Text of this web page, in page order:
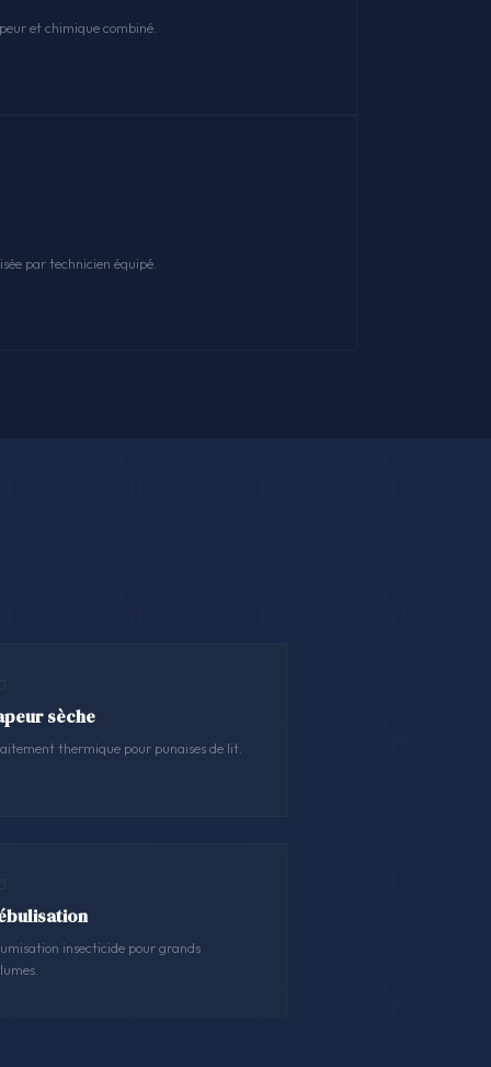
et chimique combiné.
par technicien équipé.
sèche
thermique pour punaises de lit.
insecticide pour grands